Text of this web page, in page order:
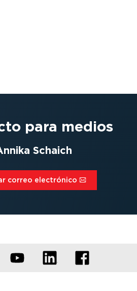
para medios
Schaich
correo electrónico⁠